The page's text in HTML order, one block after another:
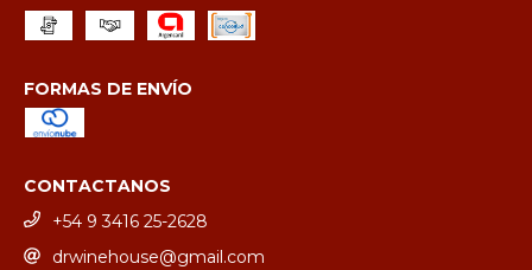
FORMAS DE ENVÍO
CONTACTANOS
+54 9 3416 25-2628
drwinehouse@gmail.com